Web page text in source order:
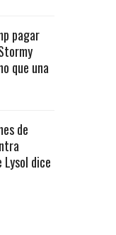
pagar
que una
de
dice